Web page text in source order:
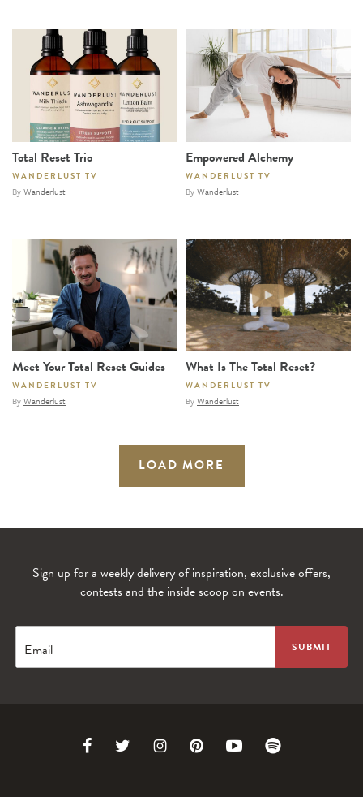
Total Reset Trio
WANDERLUST TV
ByWanderlust
Empowered Alchemy
WANDERLUST TV
ByWanderlust
Meet Your Total Reset Guides
WANDERLUST TV
ByWanderlust
What Is The Total Reset?
WANDERLUST TV
ByWanderlust
LOAD MORE
Sign up for a weekly delivery of inspiration, exclusive offers,
contests and the inside scoop on events.
Email
Link Link Link Link Link Link